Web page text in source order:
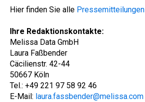
Hier finden Sie alle Pressemitteilungen
Ihre Redaktionskontakte:
Melissa Data GmbH
Laura Faßbender
Cäcilienstr. 42-44
50667 Köln
Tel.: +49 221 97 58 92 46
E-Mail: laura.fassbender@melissa.com